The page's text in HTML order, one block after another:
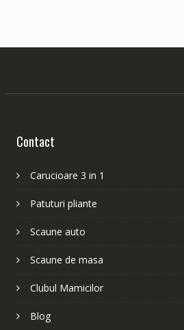
Contact
Carucioare 3 in 1
Patuturi pliante
Scaune auto
Scaune de masa
Clubul Mamicilor
Blog